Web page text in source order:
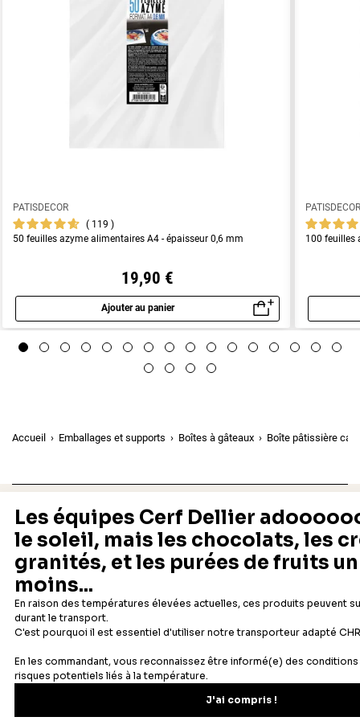
PATISDECOR
119
50 feuilles azyme alimentaires A4 - épaisseur 0,6 mm
19,90 €
Ajouter au panier
Aperçu rapide
100 feuilles
Accueil Emballages et supports Boîtes à gâteaux Boîte pâtissière
Depuis 1932
Fabricant français reconnu
Livraison rapide 24/48h